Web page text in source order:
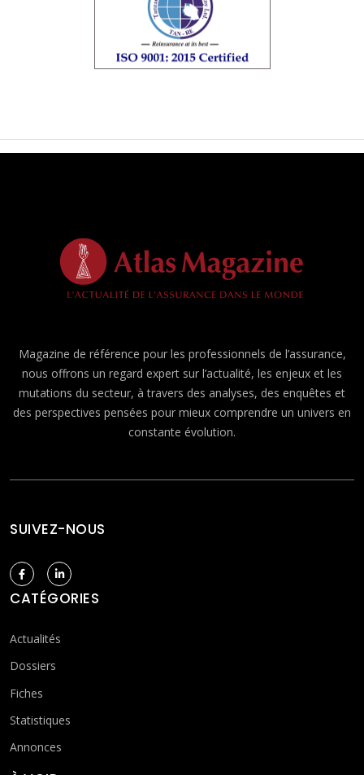
Magazine de référence pour les professionnels de l’assurance,
nous offrons un regard expert sur l’actualité, les enjeux et les
mutations du secteur, à travers des analyses, des enquêtes et
des perspectives pensées pour mieux comprendre un univers en
constante évolution.
SUIVEZ-NOUS
CATÉGORIES
Actualités
Dossiers
Fiches
Statistiques
Annonces